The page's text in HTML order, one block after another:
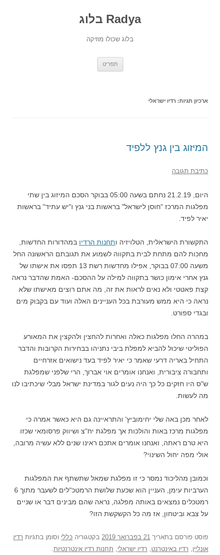
Radya בלוג
בלוג שכולו מוזיקה
תפריט
ארכיון תגיות: רדיו ישראלי
המיזוג בין גנץ ללפיד
כתיבת תגובה
היום, 21.2.19 נחתם בשעה 05:00 בבוקר הסכם המיזוג בין שתי
מפלגות המרכז "חוסן לישראל" בראשות בני גנץ ו"יש עתיד" בראשות
יאיר לפיד.
התקשורת הישראלית, הטלויזיה ותחנות הרדיו במהדורות החדשות,
מחכות להם מתחת לבית בתקווה לשמוע את תגובתם הראשונה החל
משעה 07:00 בבוקר, אפילו מחדשות רשת 13 תפסו את אישתו של
גנץ אחרי אימון כושר בתקווה למילה על ההסכם- האמת שהדבר נראה
קצת פאטטי ולא נאים לראות את זה, מה אתם רוצים מאישתו שלא
נראה כי היא ממש מעורבת בכל העניינים האלה ועוד עם בקבוק מים
ובגדי ספורט.
במהרה החלו מפלגות כאלה ואחרות להחצין ולהקצין את המאורע
הפוליטי שיכול להביא למפלת ביבי נתניהו בבחירות הקרובות והדבר
התחיל באריה דרעי שאמר כי יאיר לפיד בעד נישואים אזרחיים
ותחבורה ציבורית, ואנחנו אומרים אוי אברוך, הרי שלפני שמפלגת
ש"ס היו חזקים כל כך היה נעים לגור במדינת ישראל מבלי שיכתיבו לנו
מה לעשות.
לאחר מכן באה שלי יחימוביץ' והתראיינה גם היא כאשר אמרה כי
מפלגות מרכז באות והולכות אך מפלגת יח"צ ושיווק פרסומאי שכזו
היא טרם ראתה, ואנחנו אומרים אתכם ראינו שנים ללא עשיה מרובה,
אולי מפה יחול השינוי?
וכמובן מהליכוד נמסר כי זו מפלגת שמאל שתשתף את המפלגות
הערביות עימן, העניין הוא שכעת שלושת הרמטכ"לים לשעבר מתוך 6
רמטכלים נמצאים באותה מפלגה, נראה שהם מבינים דבר או שניים
על צבא וביטחון, אז מה כל הקשקשת הזו?
פוסט פורסם בתאריך 21 בפברואר 2019 בקטגוריה כללי וסומן בתגיות רדיו
אונליין, רדיו באינטרנט, רדיו ישראלי, תחנות רדיו אינטרנטיות.